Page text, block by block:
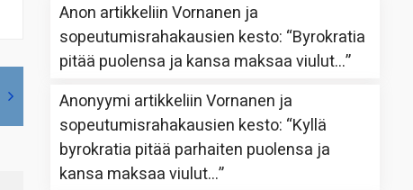
Anon artikkeliinVornanen ja
sopeutumisrahakausien kesto: “Byrokratia
pitää puolensa ja kansa maksaa viulut…”
Anonyymi artikkeliinVornanen ja
sopeutumisrahakausien kesto: “Kyllä
byrokratia pitää parhaiten puolensa ja
kansa maksaa viulut…”